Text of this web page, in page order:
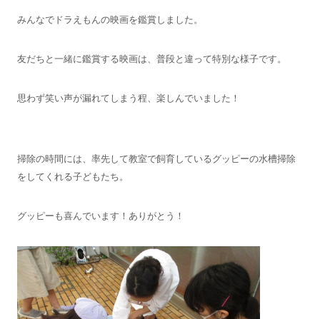
みんなでドラえもんの映画を鑑賞しました。
友だちと一緒に鑑賞する映画は、普段と違って特別な様子です。
思わず笑い声が漏れてしまう程、楽しんでいました！
掃除の時間には、率先して教室で飼育しているグッピーの水槽掃除
をしてくれる子どもたち。
グッピーも喜んでいます！ありがとう！